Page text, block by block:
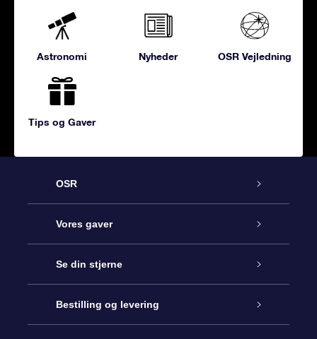
Astronomi Nyheder OSR Vejledning
Tips og Gaver
OSR
Kundeservice
Kontakt os
Bloggen
Vores gaver
Online Stjernegave
OSR Gavepakke
Se din stjerne
Star Register
Bestilling og levering